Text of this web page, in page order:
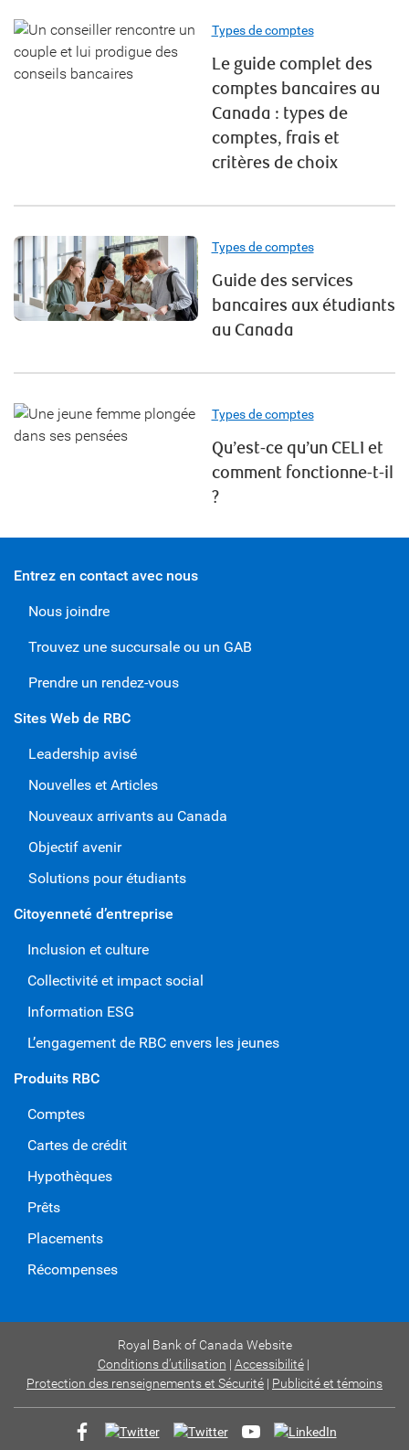
Types de comptes
Le guide complet des
comptes bancaires au
Canada : types de
comptes, frais et
critères de choix
Types de comptes
Guide des services
bancaires aux étudiants
au Canada
Types de comptes
Qu’est-ce qu’un CELI et
comment fonctionne-t-il
?
Produits RBC
Comptes
Cartes de crédit
Hypothèques
Prêts
Placements
Récompenses
Citoyenneté d’entreprise
Inclusion et culture
Collectivité et impact social
Information ESG
L’engagement de RBC envers les jeunes
Sites Web de RBC
Leadership avisé
Nouvelles et Articles
Nouveaux arrivants au Canada
Objectif avenir
Solutions pour étudiants
Entrez en contact avec nous
Nous joindre
Trouvez une succursale ou un GAB
Prendre un rendez-vous
Royal Bank of Canada Website
Conditions d’utilisation
Accessibilité
Protection des renseignements et Sécurité
Publicité et témoins